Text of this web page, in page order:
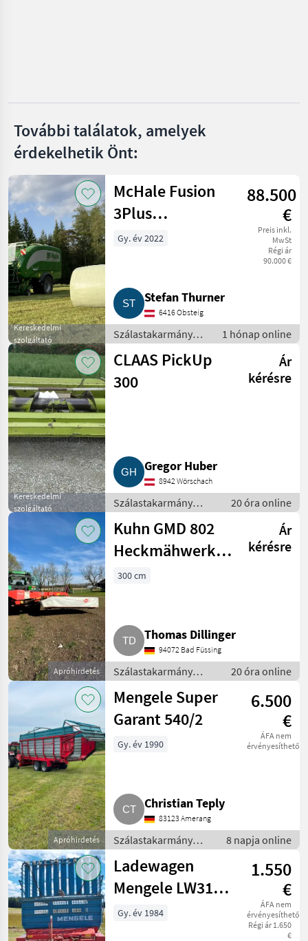
Strautmann
Claas
Mind a 35
megjelenítése
MARKETPLACE
Marketplace
Kereskedői
ajánlatok
Apróhirdetések
További találatok, amelyek
érdekelhetik Önt:
Kereskedelmi
szolgáltató
McHale Fusion
3Plus
Rundballenpresse
88.500
€
Preis inkl.
MwSt
Régi ár
90.000 €
Gy. év 2022
Stefan Thurner
6416 Obsteig
Szálastakarmány
betakarítók /
Körbálázó
1 hónap online
Kereskedelmi
szolgáltató
CLAAS PickUp
300
Ár
kérésre
Gregor Huber
8942 Wörschach
Szálastakarmány
betakarítók / Egyéb
szálastakarmány
betakarítók
20 óra online
Apróhirdetés
Kuhn GMD 802
Heckmähwerk,
Mähwerk Claas,
Ár
kérésre
300 cm
Thomas Dillinger
94072 Bad Füssing
Szálastakarmány
betakarítók / Kasza
20 óra online
Apróhirdetés
Mengele Super
Garant 540/2
6.500
€
ÁFA nem
érvényesíthető
Gy. év 1990
Christian Teply
83123 Amerang
Szálastakarmány
betakarítók /
Rendfelszedő
pótkocsi
8 napja online
Ladewagen
Mengele LW310
Quadro
1.550
€
ÁFA nem
érvényesíthető
Régi ár 1.650
€
Gy. év 1984